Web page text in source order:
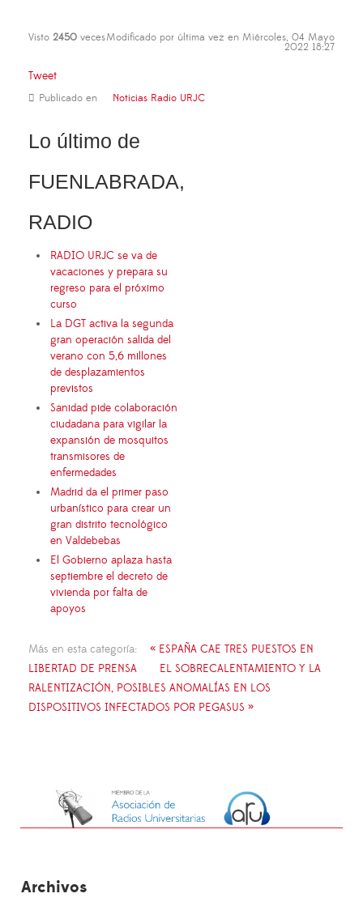
Visto 2450 vecesModificado por última vez en Miércoles, 04 Mayo
2022 18:27
Tweet
Publicado en Noticias Radio URJC
Lo último de
FUENLABRADA,
RADIO
RADIO URJC se va de
vacaciones y prepara su
regreso para el próximo
curso
La DGT activa la segunda
gran operación salida del
verano con 5,6 millones
de desplazamientos
previstos
Sanidad pide colaboración
ciudadana para vigilar la
expansión de mosquitos
transmisores de
enfermedades
Madrid da el primer paso
urbanístico para crear un
gran distrito tecnológico
en Valdebebas
El Gobierno aplaza hasta
septiembre el decreto de
vivienda por falta de
apoyos
Más en esta categoría:
« ESPAÑA CAE TRES PUESTOS EN
LIBERTAD DE PRENSA
EL SOBRECALENTAMIENTO Y LA
RALENTIZACIÓN, POSIBLES ANOMALÍAS EN LOS
DISPOSITIVOS INFECTADOS POR PEGASUS »
Archivos